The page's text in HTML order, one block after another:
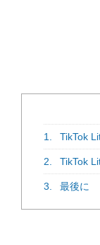
1.
TikTok
2. TikTok
3. 最後に